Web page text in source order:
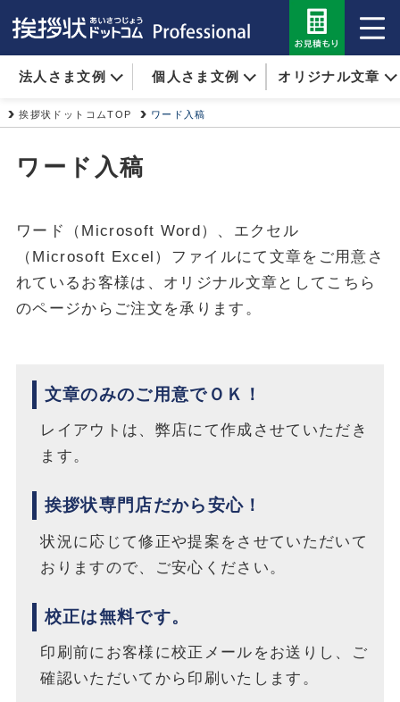
挨拶状ドットコムTOP ワード入稿
ワード入稿
ワード（Microsoft Word）、エクセル
（Microsoft Excel）ファイルにて文章をご用意さ
れているお客様は、オリジナル文章としてこちら
のページからご注文を承ります。
文章のみのご用意でＯＫ！
レイアウトは、弊店にて作成させていただき
ます。
挨拶状専門店だから安心！
状況に応じて修正や提案をさせていただいて
おりますので、ご安心ください。
校正は無料です。
印刷前にお客様に校正メールをお送りし、ご
確認いただいてから印刷いたします。
法人さま文例 個人さま文例 オリジナル文章